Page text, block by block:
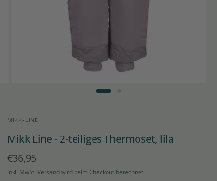
MIKK-LINE
Mikk Line - 2-teiliges Thermoset, lila
€36,95
inkl. MwSt. Versand wird beim Checkout berechnet